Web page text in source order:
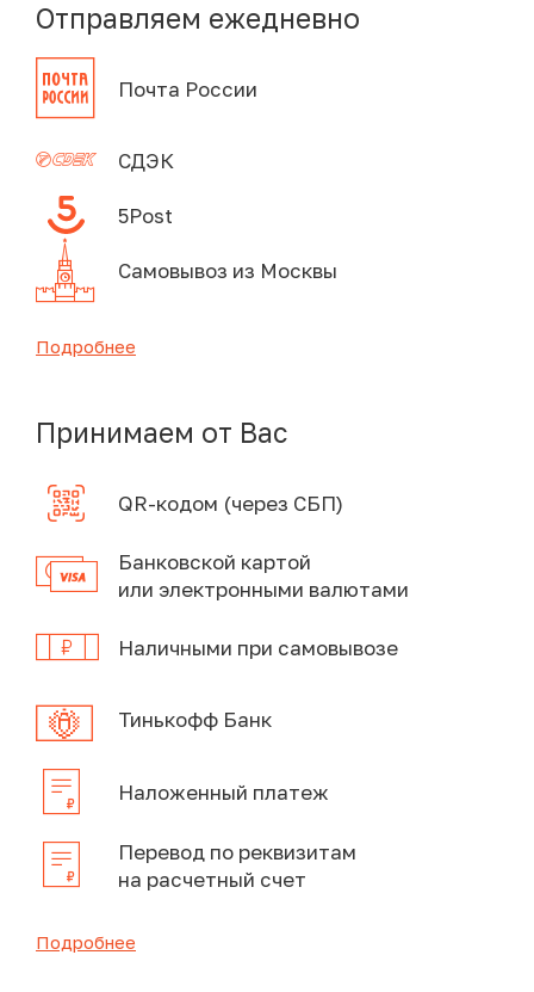
Отправляем ежедневно
Почта России
СДЭК
5Post
Самовывоз из Москвы
Подробнее
Принимаем от Вас
QR-кодом (через СБП)
Банковской картой
или электронными валютами
Наличными при самовывозе
Тинькофф Банк
Наложенный платеж
Перевод по реквизитам
на расчетный счет
Подробнее